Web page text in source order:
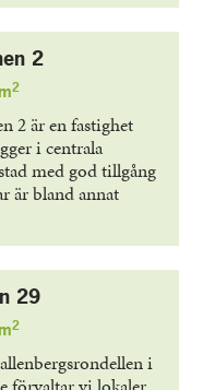
2
2
2 är en fastighet
i centrala
med god tillgång
är bland annat
29
2
i